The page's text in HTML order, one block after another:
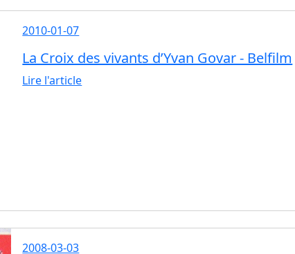
2010-01-07
La Croix des vivants d’Yvan Govar - Belfilm
Lire l'article
2008-03-03